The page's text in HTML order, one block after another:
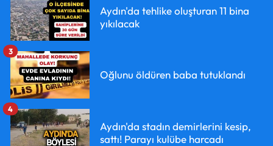
Aydın'da tehlike oluşturan 11 bina
yıkılacak
Oğlunu öldüren baba tutuklandı
3
Aydın'da stadın demirlerini kesip,
sattı! Parayı kulübe harcadı
4